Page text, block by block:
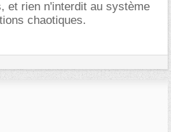
et rien n'interdit au système
chaotiques.